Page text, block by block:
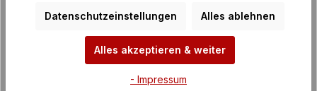
Datenschutzeinstellungen Alles ablehnen
Alles akzeptieren & weiter
- Impressum